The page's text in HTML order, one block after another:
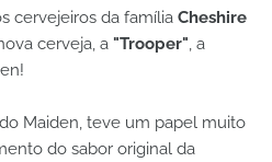
cervejeiros da família Cheshire
cerveja, a "Trooper", a
Maiden, teve um papel muito
do sabor original da